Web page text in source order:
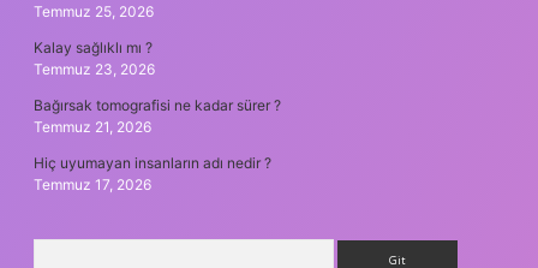
Temmuz 25, 2026
Kalay sağlıklı mı ?
Temmuz 23, 2026
Bağırsak tomografisi ne kadar sürer ?
Temmuz 21, 2026
Hiç uyumayan insanların adı nedir ?
Temmuz 17, 2026